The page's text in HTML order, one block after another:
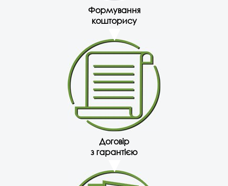
Формування
кошторису
Договір
з гарантією